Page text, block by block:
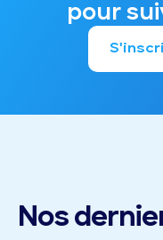
pour
Nos